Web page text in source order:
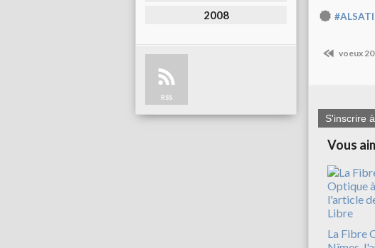
2008
RSS
voeux
S'inscrire
Vous
La Fibre